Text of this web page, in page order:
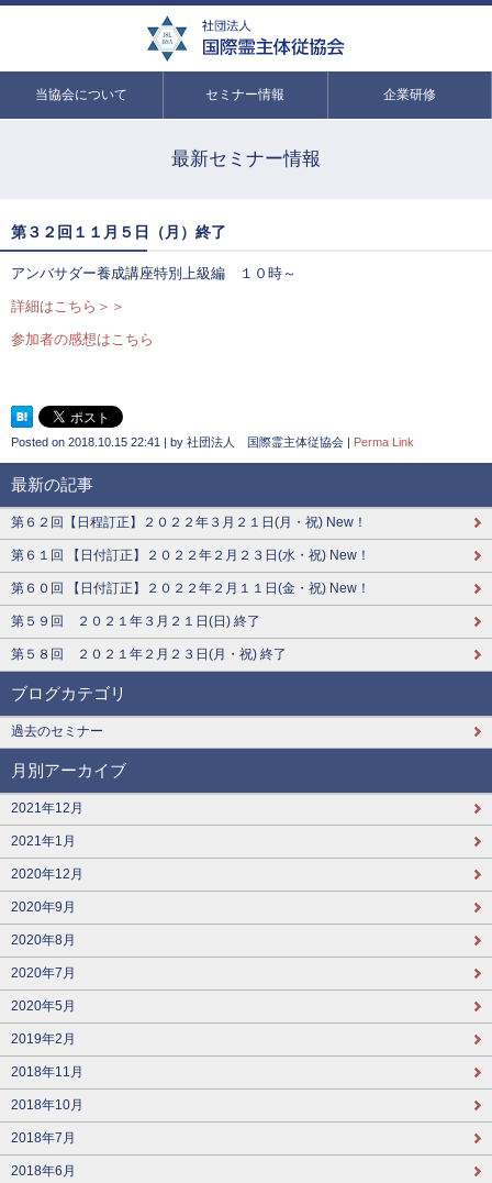
当協会について セミナー情報 企業研修
最新セミナー情報
第３２回１１月５日（月）終了
アンバサダー養成講座特別上級編 １０時～
詳細はこちら＞＞
参加者の感想はこちら
Posted on 2018.10.15 22:41 by 社団法人 国際霊主体従協会 Perma Link
最新の記事
第６２回【日程訂正】２０２２年３月２１日(月・祝) New！
第６１回 【日付訂正】２０２２年２月２３日(水・祝) New！
第６０回 【日付訂正】２０２２年２月１１日(金・祝) New！
第５９回 ２０２１年３月２１日(日) 終了
第５８回 ２０２１年２月２３日(月・祝) 終了
ブログカテゴリ
過去のセミナー
月別アーカイブ
2021年12月
2021年1月
2020年12月
2020年9月
2020年8月
2020年7月
2020年5月
2019年2月
2018年11月
2018年10月
2018年7月
2018年6月